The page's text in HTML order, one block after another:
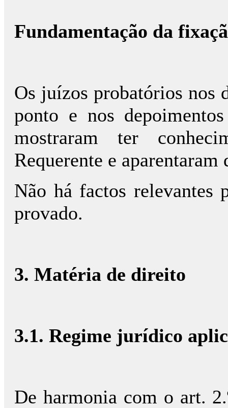
Fundamentação da
Os juízos probatórios nos
ponto e nos
mostraram ter
Requerente e
Não há factos relevantes
provado.
3. Matéria de direito
3.1. Regime jurídico
De harmonia com o art.